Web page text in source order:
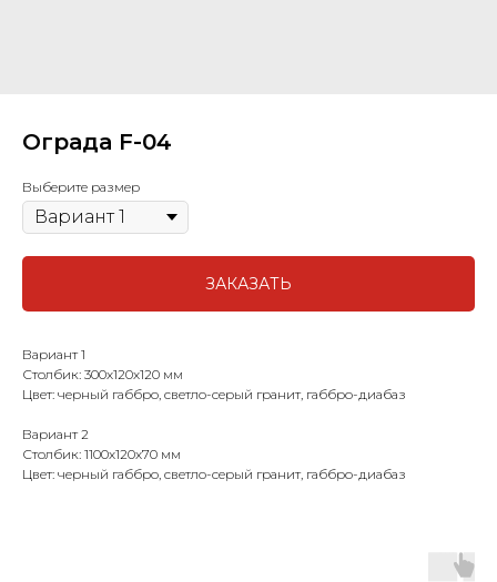
Ограда F-04
Выберите размер
ЗАКАЗАТЬ
Вариант 1
Столбик: 300х120х120 мм
Цвет: черный габбро, светло-серый гранит, габбро-диабаз
Вариант 2
Столбик: 1100х120х70 мм
Цвет: черный габбро, светло-серый гранит, габбро-диабаз